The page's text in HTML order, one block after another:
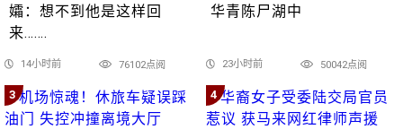
孀：想不到他是这样回
来…….
14小时前 76102点阅
华青陈尸湖中
23小时前 50042点阅
3 4